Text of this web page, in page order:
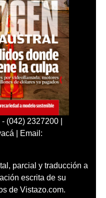
(042) 2327200 |
| Email:
parcial y traducción a
escrita de su
de Vistazo.com.